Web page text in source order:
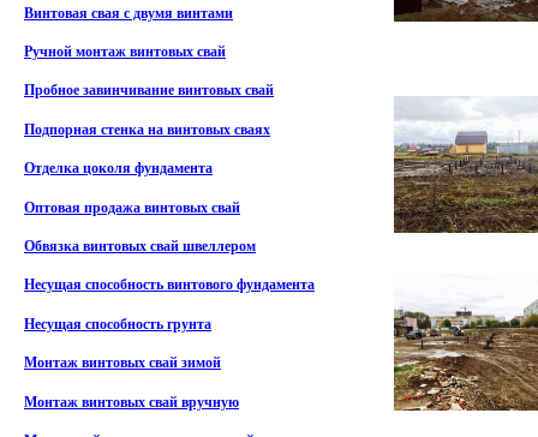
Винтовая свая с двумя винтами
Ручной монтаж винтовых свай
Пробное завинчивание винтовых свай
Подпорная стенка на винтовых сваях
Отделка цоколя фундамента
Оптовая продажа винтовых свай
Обвязка винтовых свай швеллером
Несущая способность винтового фундамента
Несущая способность грунта
Монтаж винтовых свай зимой
Монтаж винтовых свай вручную